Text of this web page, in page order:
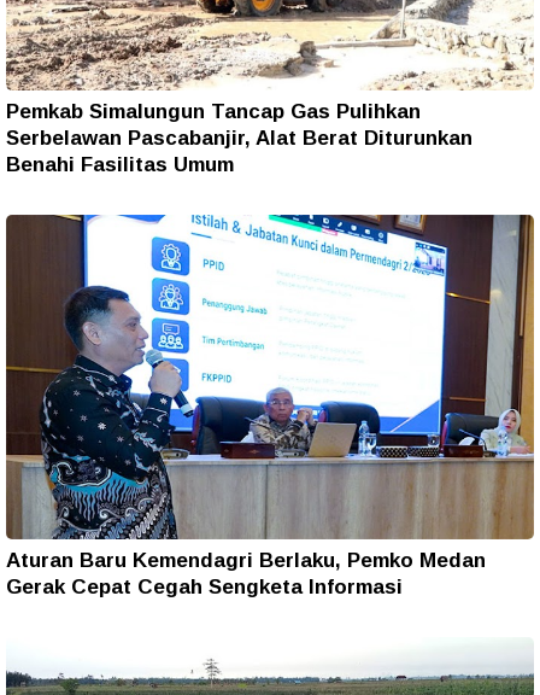
Pemkab Simalungun Tancap Gas Pulihkan
Serbelawan Pascabanjir, Alat Berat Diturunkan
Benahi Fasilitas Umum
Aturan Baru Kemendagri Berlaku, Pemko Medan
Gerak Cepat Cegah Sengketa Informasi